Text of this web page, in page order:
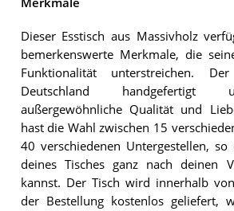
Dieser Esstisch aus Massivholz
bemerkenswerte Merkmale, die
Funktionalität unterstreichen.
Deutschland handgefertigt
außergewöhnliche Qualität und
hast die Wahl zwischen 15
40 verschiedenen Untergestellen,
deines Tisches ganz nach deinen
kannst. Der Tisch wird innerhalb
der Bestellung kostenlos geliefert,